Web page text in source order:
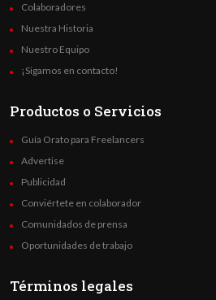
Colaboradores
Nuestra Historia
Nuestro Equipo
¡Sigamos en contacto!
Productos o Servicios
Guía Orato para Freelancers
Advertise
Publicidad
Conviértete en colaborador
Comunidados de prensa
Oportunidades de trabajo
Términos legales